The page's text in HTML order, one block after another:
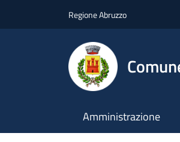
Regione Abruzzo
Amministrazione